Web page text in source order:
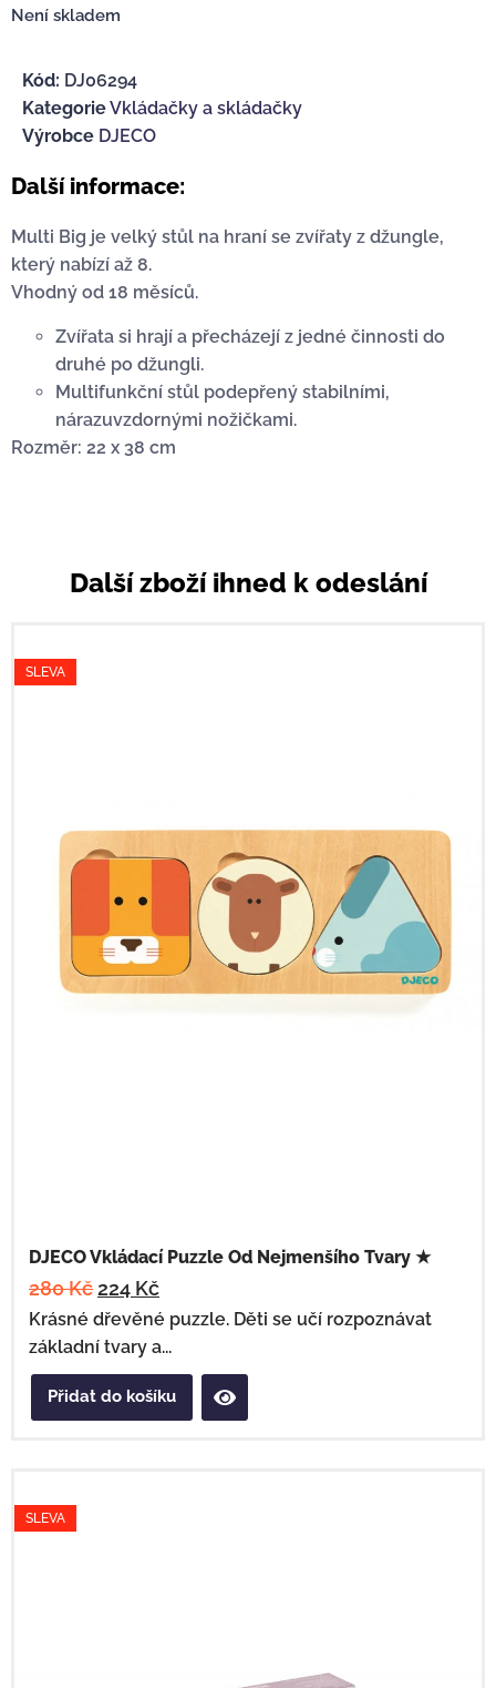
Není skladem
Kód: DJ06294
KategorieVkládačky a skládačky
Výrobce DJECO
Další informace:
Multi Big je velký stůl na hraní se zvířaty z džungle,
který nabízí až 8.
Vhodný od 18 měsíců.
Zvířata si hrají a přecházejí z jedné činnosti do
druhé po džungli.
Multifunkční stůl podepřený stabilními,
nárazuvzdornými nožičkami.
Rozměr: 22 x 38 cm
Další zboží ihned k odeslání
SLEVA
DJECO Vkládací Puzzle Od Nejmenšího Tvary ★
280Kč 224 Kč
Krásné dřevěné puzzle. Děti se učí rozpoznávat
základní tvary a...
Přidat do košíku
SLEVA